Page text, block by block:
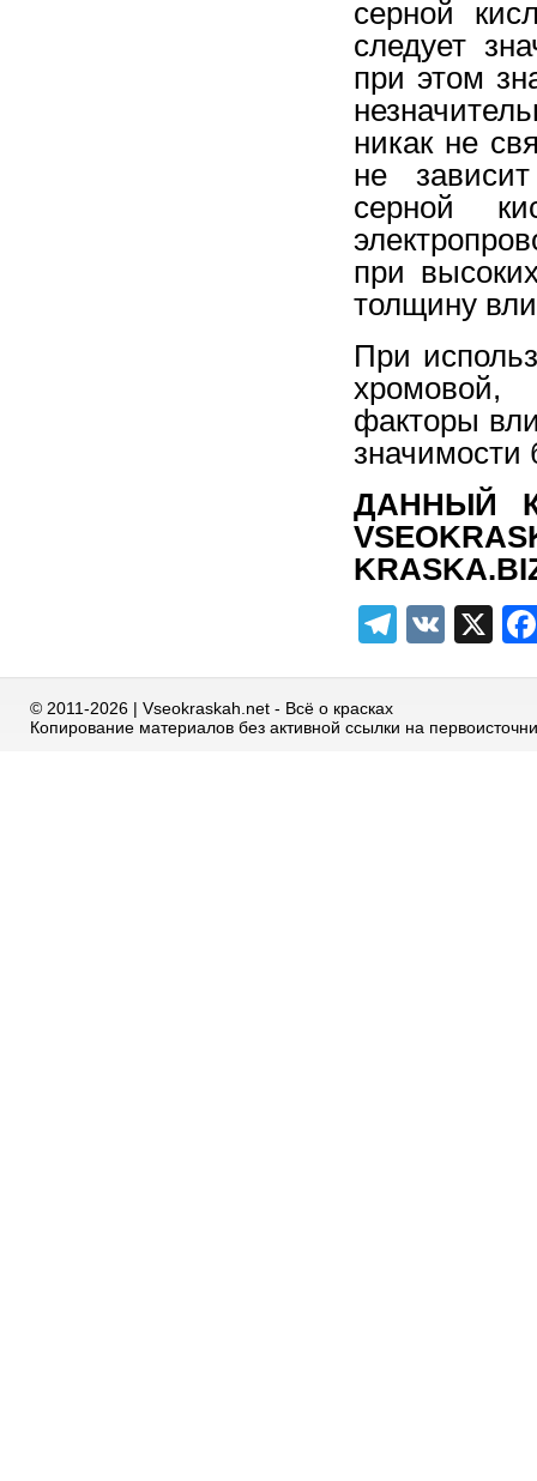
серной
следует
при этом
никак не
не
серной
при
толщину
При
хромовой,
факторы
ДАННЫЙ
VK X
© 2011-2026 | Vseokraskah.net - Всё о красках
Копирование материалов без активной ссылки на